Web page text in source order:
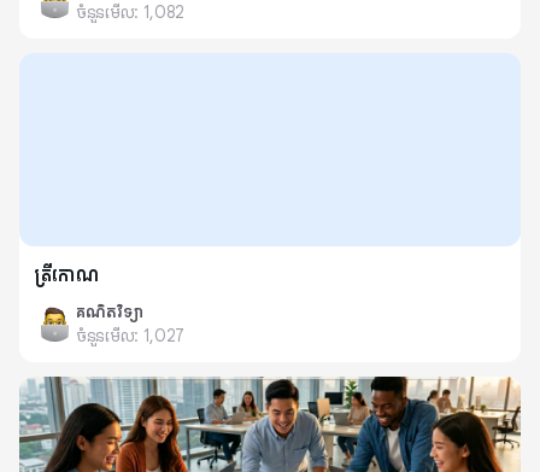
ចំនួនមើល: 1,082
ត្រីកោណ
គណិតវិទ្យា
ចំនួនមើល: 1,027